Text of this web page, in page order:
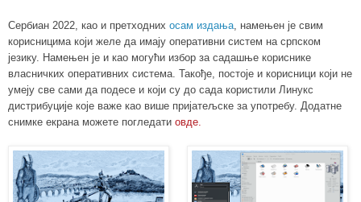
Сербиан 2022, као и претходних осам издања , намењен је свим
корисницима који желе да имају оперативни систем на српском
језику. Намењен је и као могући избор за садашње кориснике
власничких оперативних система. Такође, постоје и корисници који не
умеју све сами да подесе и који су до сада користили Линукс
дистрибуције које важе као више пријатељске за употребу. Додатне
снимке екрана можете погледати овде.